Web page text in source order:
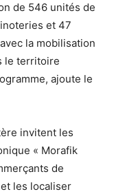
de 546 unités de
et 47
la mobilisation
le territoire
ajoute le
invitent les
« Morafik
de
les localiser